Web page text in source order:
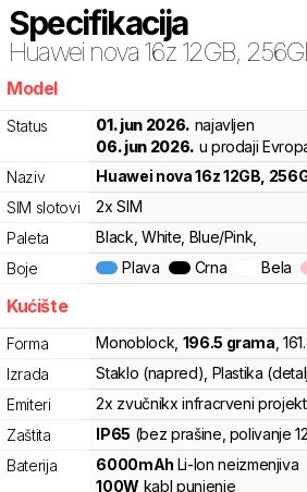
Specifikacija
Huawei nova 16z 12GB,
Model
Status 01. jun 2026. najavljen
06. jun 2026. u prodaji
Naziv
Huawei nova 16z 12GB,
SIM slotovi
2x SIM
Paleta
Black, White, Blue/Pink,
Boje
Plava Crna Bela
Kućište
Forma Monoblock 196.5 grama ,
Izrada
Staklo (napred), Plastika
Emiteri
2x zvučnikx infracrveni
Zaštita
IP65 (bez prašine, polivanje
Baterija
6000mAh Li-Ion neizmenjiva
100W kabl punjenje